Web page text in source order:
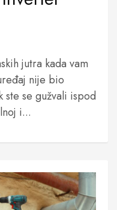
jutra kada vam
nije bio
se gužvali ispod
i...